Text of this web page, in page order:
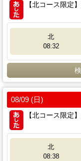
【北コース限定
北
08:32
08/09 (日)
【北コース限定
北
08:38